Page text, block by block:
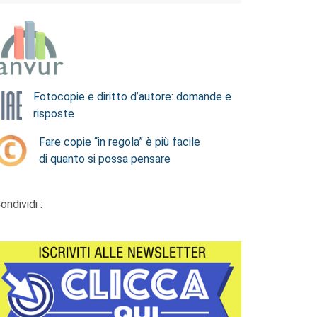
Fotocopie e diritto d’autore: domande e
risposte
Fare copie “in regola” è più facile
di quanto si possa pensare
: